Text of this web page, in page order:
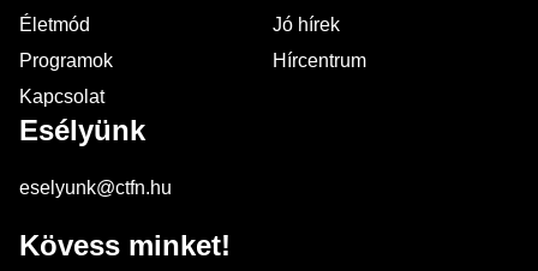
Életmód
Jó hírek
Programok
Hírcentrum
Kapcsolat
Esélyünk
eselyunk@ctfn.hu
Kövess minket!